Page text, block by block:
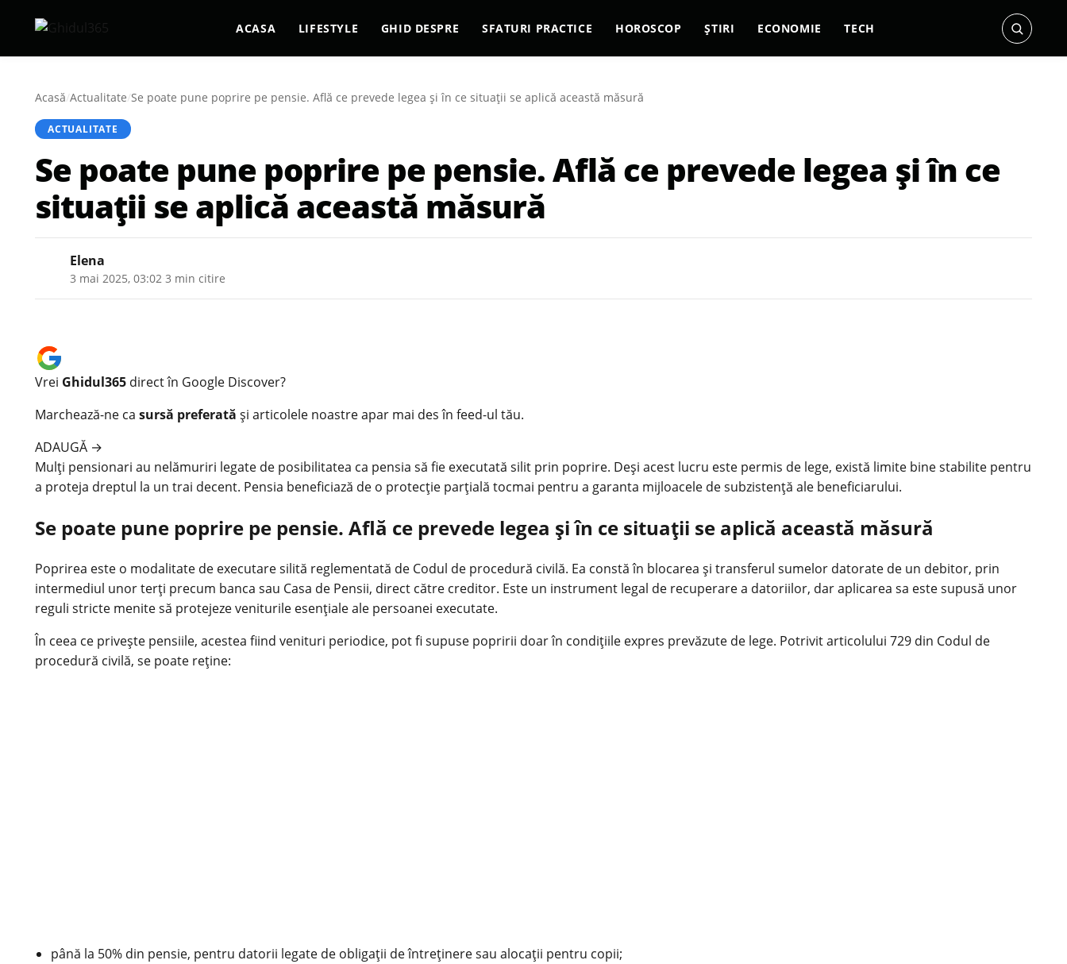
ACASA LIFESTYLE GHID DESPRE SFATURI PRACTICE HOROSCOP ȘTIRI ECONOMIE TECH
Acasă/Actualitate/Se poate pune poprire pe pensie. Află ce prevede legea și în ce situații se aplică această măsură
ACTUALITATE
Se poate pune poprire pe pensie. Află ce prevede legea și în ce
situații se aplică această măsură
Elena
3 mai 2025, 03:02 3 min citire
Vrei Ghidul365 direct în Google Discover?
Marchează-ne ca sursă preferată și articolele noastre apar mai des în feed-ul tău.
ADAUGĂ →
Mulți pensionari au nelămuriri legate de posibilitatea ca pensia să fie executată silit prin poprire. Deși acest lucru este permis de lege, există limite bine stabilite pentru
a proteja dreptul la un trai decent. Pensia beneficiază de o protecție parțială tocmai pentru a garanta mijloacele de subzistență ale beneficiarului.
Se poate pune poprire pe pensie. Află ce prevede legea și în ce situații se aplică această măsură
Poprirea este o modalitate de executare silită reglementată de Codul de procedură civilă. Ea constă în blocarea și transferul sumelor datorate de un debitor, prin
intermediul unor terți precum banca sau Casa de Pensii, direct către creditor. Este un instrument legal de recuperare a datoriilor, dar aplicarea sa este supusă unor
reguli stricte menite să protejeze veniturile esențiale ale persoanei executate.
În ceea ce privește pensiile, acestea fiind venituri periodice, pot fi supuse popririi doar în condițiile expres prevăzute de lege. Potrivit articolului 729 din Codul de
procedură civilă, se poate reține:
până la 50% din pensie, pentru datorii legate de obligații de întreținere sau alocații pentru copii;